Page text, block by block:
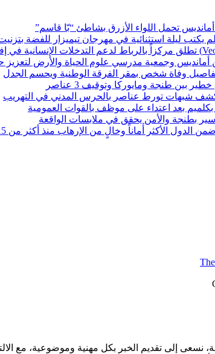
تحمل اللواء الأزرق بشاطئ “بّا قاسم”
ليلة استثنائية في مهرجان تيميزار للفضة
أمانديس وجمعية مدرسي علوم الحياة والأرض لتعزيز
وفاة شخص بمقر الفرقة الوطنية ويحسم الجدل
بين طنجة ومايوركا وتوقيف 3 عناصر
شبهات تورط عناصر بالحرس المدني في التهريب
بعد اعتداء على موظف بالقوات العمومية
بطنجة والأمن يحقق في ملابسات الواقعة
الدول الأكثر أماناً وخالٍ من الإرهاب منذ أكثر من 15 سنة
نسعى إلى تقديم الخبر بكل مهنية وموضوعية، مع